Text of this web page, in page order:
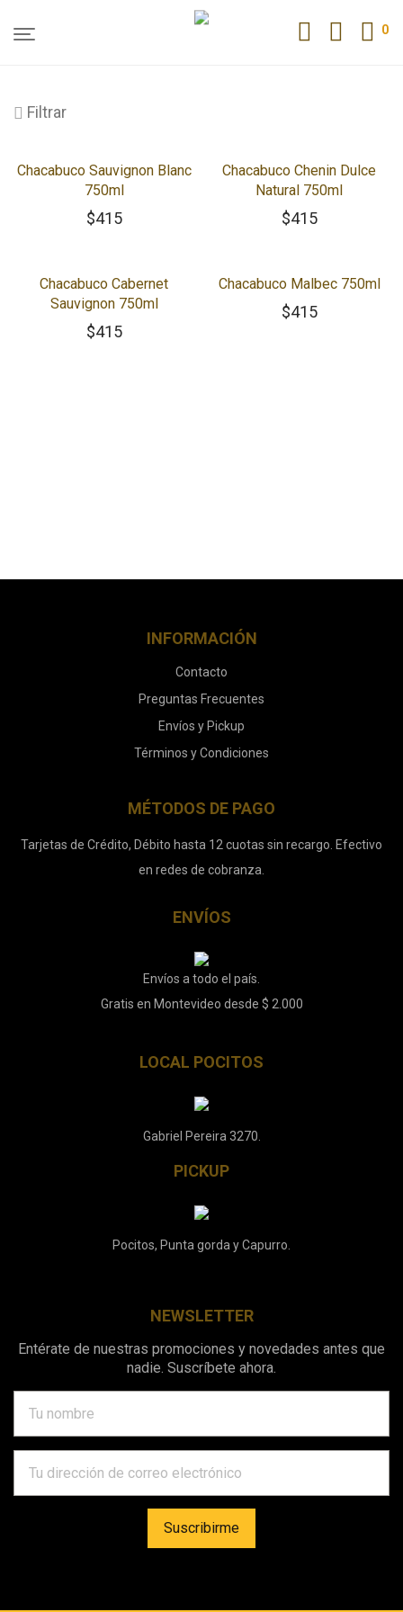
0
Filtrar
Chacabuco Sauvignon Blanc
750ml
$415
Chacabuco Chenin Dulce
Natural 750ml
$415
Chacabuco Cabernet
Sauvignon 750ml
$415
Chacabuco Malbec 750ml
$415
INFORMACIÓN
Contacto
Preguntas Frecuentes
Envíos y Pickup
Términos y Condiciones
MÉTODOS DE PAGO
Tarjetas de Crédito, Débito hasta 12 cuotas sin recargo. Efectivo
en redes de cobranza.
ENVÍOS
Envíos a todo el país.
Gratis en Montevideo desde $ 2.000
LOCAL POCITOS
Gabriel Pereira 3270.
PICKUP
Pocitos, Punta gorda y Capurro.
NEWSLETTER
Entérate de nuestras promociones y novedades antes que
nadie. Suscríbete ahora.